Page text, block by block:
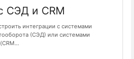
СЭД и CRM
интеграции с системами
(СЭД) или системами